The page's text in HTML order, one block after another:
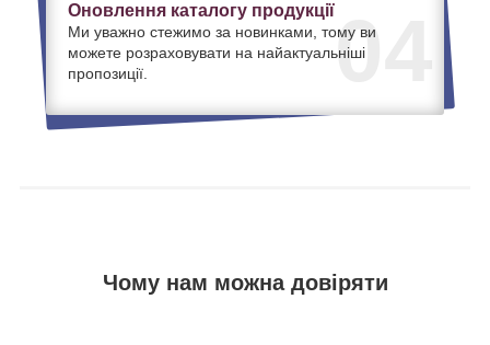
04
Оновлення каталогу продукції
Ми уважно стежимо за новинками, тому ви
можете розраховувати на найактуальніші
пропозиції.
Чому нам можна довіряти